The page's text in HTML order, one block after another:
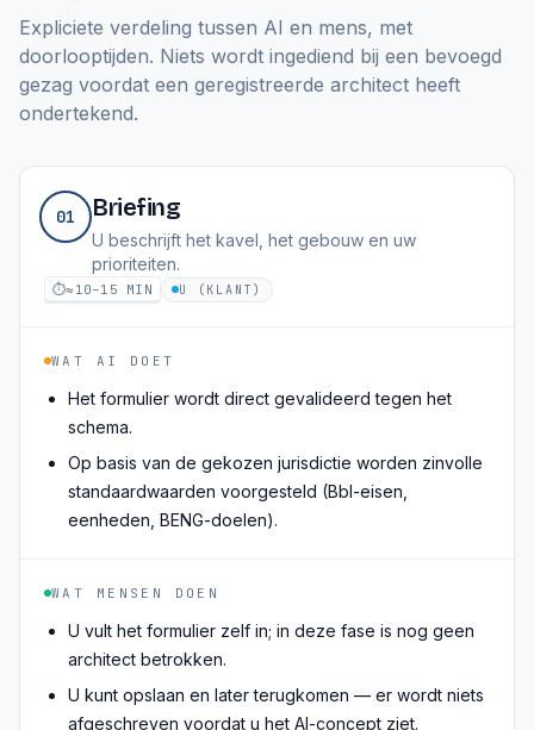
Expliciete verdeling tussen AI en mens, met
doorlooptijden. Niets wordt ingediend bij een bevoegd
gezag voordat een geregistreerde architect heeft
ondertekend.
01 Briefing
U beschrijft het kavel, het gebouw en uw
prioriteiten.
⏱≈10–15 MIN U (KLANT)
WAT AI DOET
Het formulier wordt direct gevalideerd tegen het
schema.
Op basis van de gekozen jurisdictie worden zinvolle
standaardwaarden voorgesteld (Bbl-eisen,
eenheden, BENG-doelen).
WAT MENSEN DOEN
U vult het formulier zelf in; in deze fase is nog geen
architect betrokken.
U kunt opslaan en later terugkomen — er wordt niets
afgeschreven voordat u het AI-concept ziet.